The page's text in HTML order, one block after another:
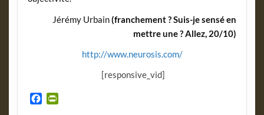
Jérémy Urbain(franchement ? Suis-je sensé en
mettre une ? Allez, 20/10)
http://www.neurosis.com/
[responsive_vid]